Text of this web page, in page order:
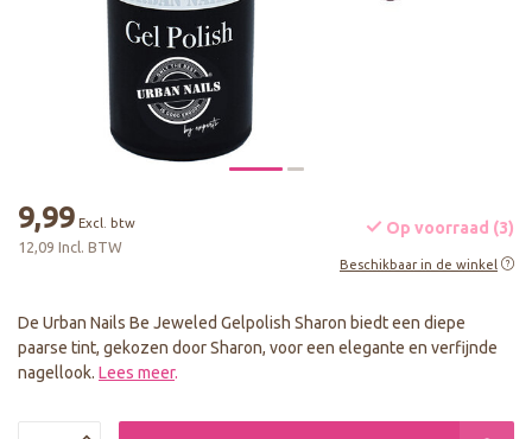
9,99 Excl. btw
12,09 Incl. BTW
Op voorraad (3)
Beschikbaar in de winkel
De Urban Nails Be Jeweled Gelpolish Sharon biedt een diepe
paarse tint, gekozen door Sharon, voor een elegante en verfijnde
nagellook. Lees meer.